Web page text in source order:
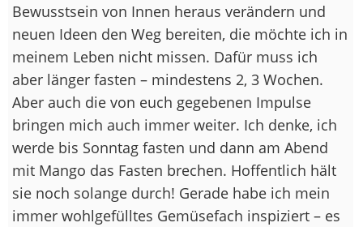
Bewusstsein von Innen heraus verändern und
neuen Ideen den Weg bereiten, die möchte ich in
meinem Leben nicht missen. Dafür muss ich
aber länger fasten – mindestens 2, 3 Wochen.
Aber auch die von euch gegebenen Impulse
bringen mich auch immer weiter. Ich denke, ich
werde bis Sonntag fasten und dann am Abend
mit Mango das Fasten brechen. Hoffentlich hält
sie noch solange durch! Gerade habe ich mein
immer wohlgefülltes Gemüsefach inspiziert – es